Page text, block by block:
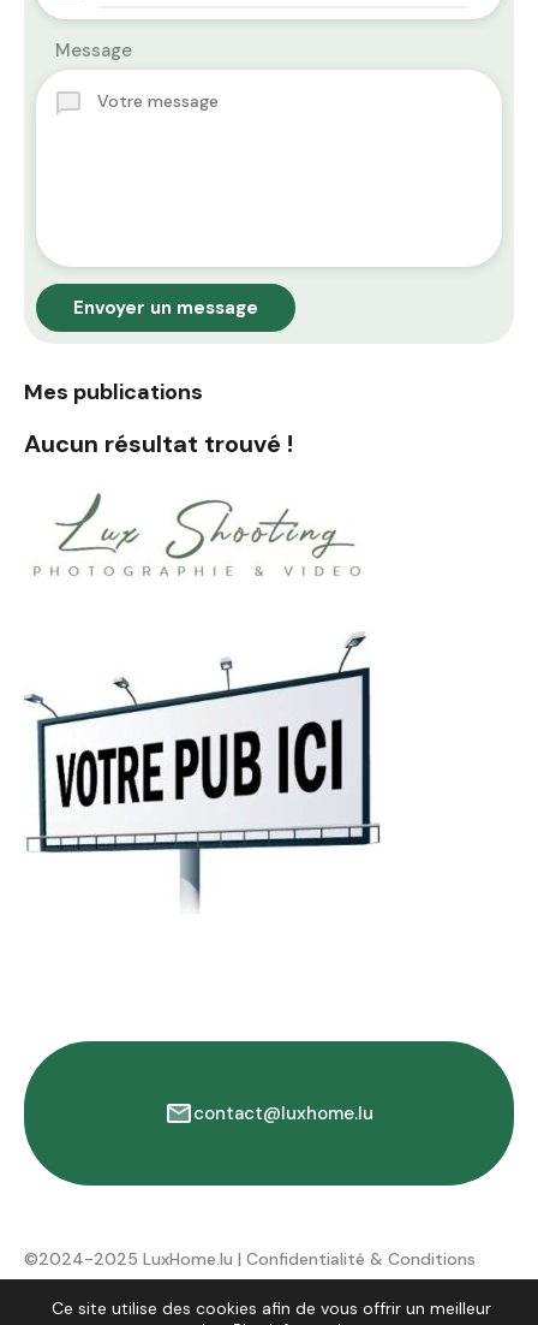
Message
Envoyer un message
Mes publications
Aucun résultat trouvé !
contact@luxhome.lu
©2024-2025 LuxHome.lu | Confidentialité & Conditions
d'utilisation
Ce site utilise des cookies afin de vous offrir un meilleur